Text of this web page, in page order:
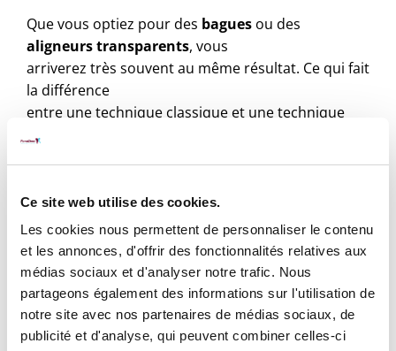
Ce site web utilise des cookies.
Les cookies nous permettent de personnaliser le contenu
et les annonces, d'offrir des fonctionnalités relatives aux
médias sociaux et d'analyser notre trafic. Nous
partageons également des informations sur l'utilisation de
notre site avec nos partenaires de médias sociaux, de
publicité et d'analyse, qui peuvent combiner celles-ci
Que vous optiez pour des bagues ou des
aligneurs transparents, vous
arriverez très souvent au même résultat. Ce qui fait
la différence
entre une technique classique et une technique
innovante c’est
plus discrètes et confortables, elles requièrent
toutefois une assiduité
plus élevée du patient (car elles sont amovibles) et
cette motivation
doit être prise en compte lors du choix.
Si l’enfant ou l’adolescent n’est pas assez rigoureux
pour porter son